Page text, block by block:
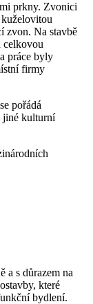
prkny. Zvonici
zvon. Na stavbě
celkovou
práce byly
firmy
pořádá
jiné kulturní
a s důrazem na
které
bydlení.